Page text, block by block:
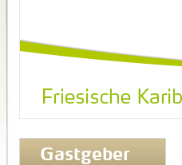
Gastgeber